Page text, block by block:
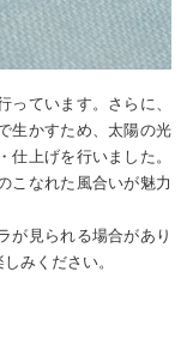
ています。さらに、
生かすため、太陽の光
仕上げを行いました。
こなれた風合いが魅力
が見られる場合があり
みください。